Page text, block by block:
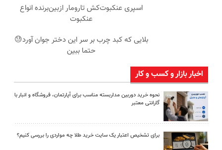
اسپری عنکبوت‌‌کش تارومار ازبین‌برنده انواع
عنکبوت
بلایی که کبد چرب بر سر این دختر جوان آورد😓
حتما ببین
اخبار بازار و کسب و کار
نحوه خرید دوربین مداربسته مناسب برای آپارتمان، فروشگاه و انبار با
گارانتی معتبر
برای تشخیص اعتبار یک سایت خرید طلا چه مواردی را بررسی کنیم؟